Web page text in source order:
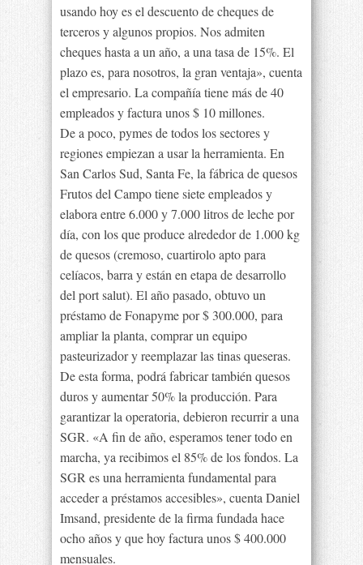
usando hoy es el descuento de cheques de
terceros y algunos propios. Nos admiten
cheques hasta a un año, a una tasa de 15%. El
plazo es, para nosotros, la gran ventaja», cuenta
el empresario. La compañía tiene más de 40
empleados y factura unos $ 10 millones.
De a poco, pymes de todos los sectores y
regiones empiezan a usar la herramienta. En
San Carlos Sud, Santa Fe, la fábrica de quesos
Frutos del Campo tiene siete empleados y
elabora entre 6.000 y 7.000 litros de leche por
día, con los que produce alrededor de 1.000 kg
de quesos (cremoso, cuartirolo apto para
celíacos, barra y están en etapa de desarrollo
del port salut). El año pasado, obtuvo un
préstamo de Fonapyme por $ 300.000, para
ampliar la planta, comprar un equipo
pasteurizador y reemplazar las tinas queseras.
De esta forma, podrá fabricar también quesos
duros y aumentar 50% la producción. Para
garantizar la operatoria, debieron recurrir a una
SGR. «A fin de año, esperamos tener todo en
marcha, ya recibimos el 85% de los fondos. La
SGR es una herramienta fundamental para
acceder a préstamos accesibles», cuenta Daniel
Imsand, presidente de la firma fundada hace
ocho años y que hoy factura unos $ 400.000
mensuales.